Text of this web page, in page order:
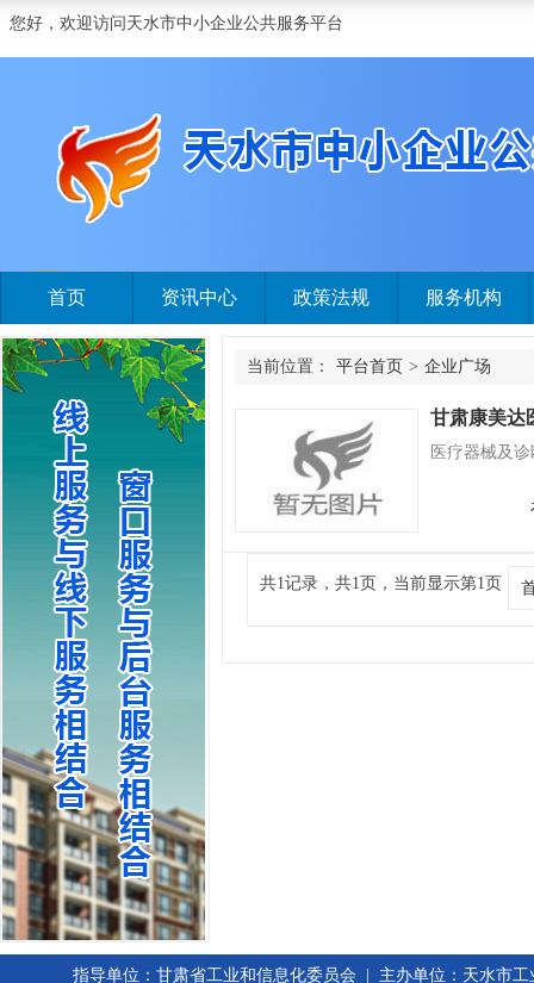
您好，欢迎访问天水市中小企业公共服务平台
首页 资讯中心 政策法规 服务机构
当前位置： 平台首页 > 企业广场
甘肃康美达
医疗器械及
共1记录，共1页，当前显示第1页
指导单位：甘肃省工业和信息化委员会 | 主办单位：天水市